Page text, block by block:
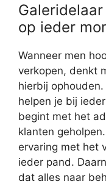
op ieder
Wanneer men
verkopen, denkt
hierbij
helpen je bij
begint met het
klanten
ervaring met het
ieder pand.
dat alles naar